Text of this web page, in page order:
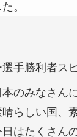
。
選手勝利者ス
本のみなさん
らしい国、
日はたくさん